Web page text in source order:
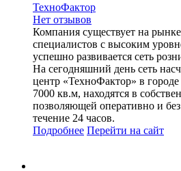
ТехноФактор
Нет отзывов
Компания существует на
специалистов с высоким
успешно развивается сеть
На сегодняшний день сеть
центр «ТехноФактор» в
7000 кв.м, находятся в
позволяющей оперативно и
течение 24 часов.
Подробнее Перейти на сайт